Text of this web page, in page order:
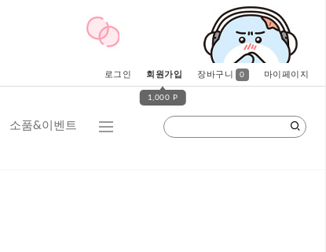
로그인 회원가입
1,000 P
장바구니 0 마이페이지
소품&이벤트